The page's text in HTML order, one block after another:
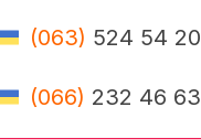
(063) 524 54 20
(066) 232 46 63